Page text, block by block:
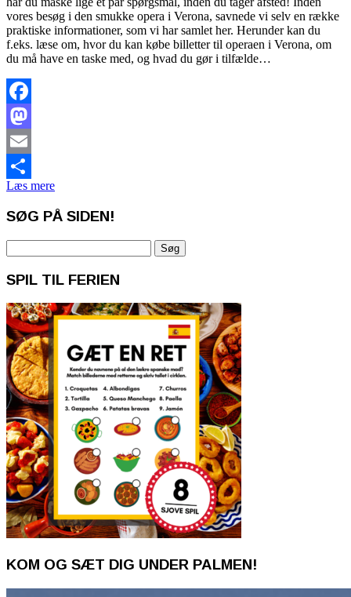
vores besøg i den smukke opera i Verona, savnede vi selv en række
praktiske informationer, som vi har samlet her. Herunder kan du
f.eks. læse om, hvor du kan købe billetter til operaen i Verona, om
du må have en taske med, og hvad du gør i tilfælde…
Facebook
Mastodon
Email
Share
Læs mere
SØG PÅ SIDEN!
efter:
SPIL TIL FERIEN
KOM OG SÆT DIG UNDER PALMEN!